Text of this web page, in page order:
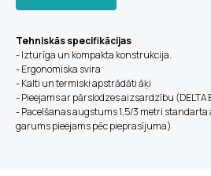
Tehniskās specifikācijas
- Izturīga un kompakta konstrukcija.
- Ergonomiska svira
- Kalti un termiski apstrādāti āķi
- Pieejams ar pārslodzes aizsardzību (DELTA
- Pacelšanas augstums 1,5/3 metri
garums pieejams pēc pieprasījuma)